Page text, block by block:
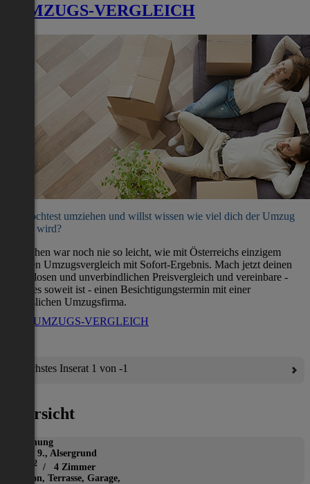
UMZUGS-VERGLEICH
Du möchtest umziehen und willst wissen wie viel dich der Umzug
kosten wird?
Umziehen war noch nie so leicht, wie mit Österreichs einzigem
direkten Umzugsvergleich mit Sofort-Ergebnis. Mach jetzt deinen
kostenlosen und unverbindlichen Preisvergleich und vereinbare -
wenn es soweit ist - einen Besichtigungstermin mit einer
verlässlichen Umzugsfirma.
ZUM UMZUGS-VERGLEICH
Nächstes Inserat 1 von -1
Übersicht
Wohnung
Wien 9., Alsergrund
2 / 4 Zimmer
Balkon, Terrasse, Garage,